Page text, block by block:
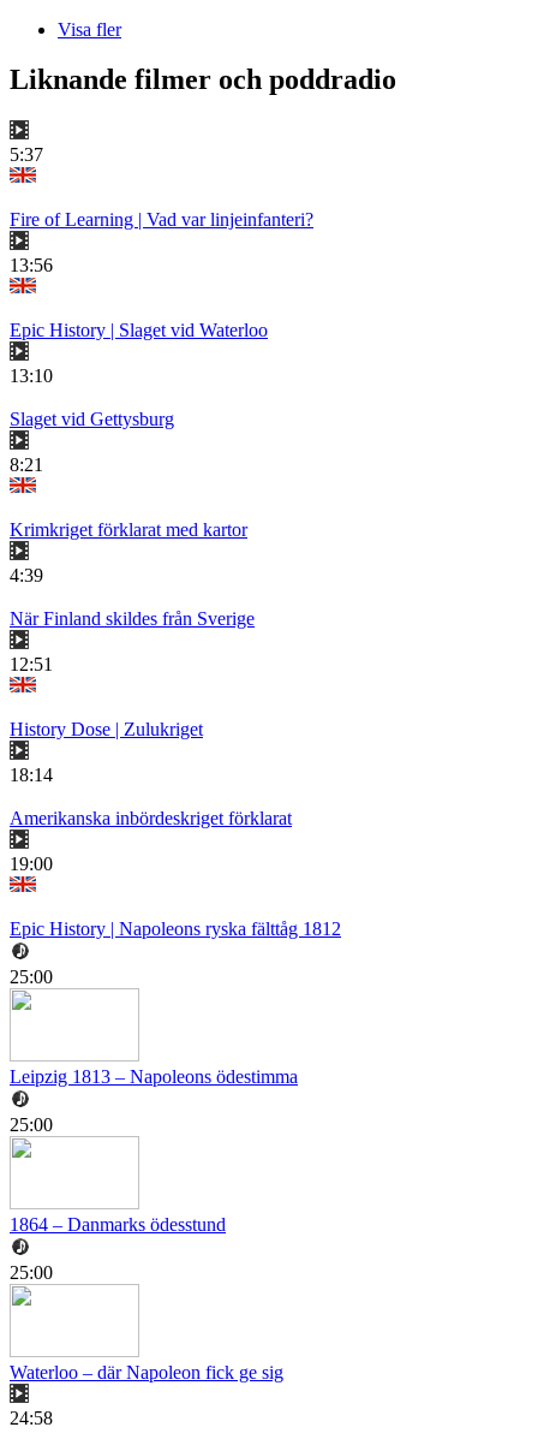
Visa fler
Liknande filmer och poddradio
5:37
Fire of Learning | Vad var linjeinfanteri?
13:56
Epic History | Slaget vid Waterloo
13:10
Slaget vid Gettysburg
8:21
Krimkriget förklarat med kartor
4:39
När Finland skildes från Sverige
12:51
History Dose | Zulukriget
18:14
Amerikanska inbördeskriget förklarat
19:00
Epic History | Napoleons ryska fälttåg 1812
25:00
Leipzig 1813 – Napoleons ödestimma
25:00
1864 – Danmarks ödesstund
25:00
Waterloo – där Napoleon fick ge sig
24:58